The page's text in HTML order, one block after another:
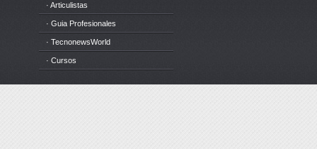
· Articulistas
· Guia Profesionales
· TecnonewsWorld
· Cursos